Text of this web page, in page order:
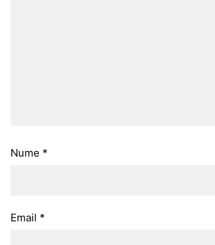
Nume *
Email *